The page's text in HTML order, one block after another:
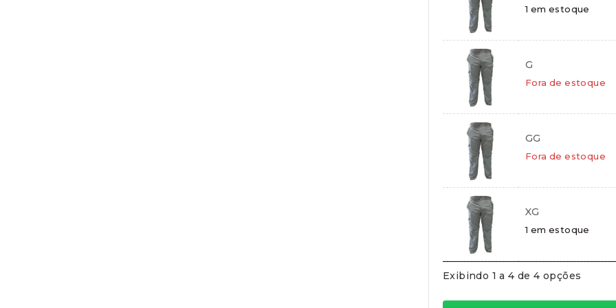
Aprovação imediata
Cartões de débito:
Aprovação imediata
Cobranças:
Boleto bancário:R$234,90
Ao finalizar sua compra você
1 em estoque
G
Fora de estoque
GG
Fora de estoque
XG
1 em estoque
Exibindo 1 a 4 de 4 opções